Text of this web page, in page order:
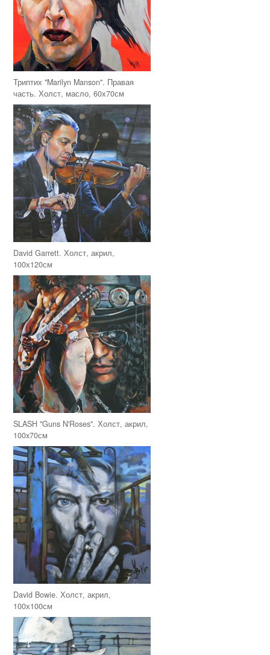
Триптих "Marilyn Manson". Правая
часть. Холст, масло, 60х70см
David Garrett. Холст, акрил,
100х120см
SLASH "Guns N'Roses". Холст, акрил,
100x70см
David Bowie. Холст, акрил,
100х100см